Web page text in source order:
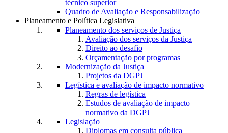
técnico superior
Quadro de Avaliação e Responsabilização
Planeamento e Política Legislativa
Planeamento dos serviços de Justiça
Avaliação dos serviços da Justiça
Direito ao desafio
Orçamentação por programas
Modernização da Justiça
Projetos da DGPJ
Legística e avaliação de impacto normativo
Regras de legística
Estudos de avaliação de impacto
normativo da DGPJ
Legislação
Diplomas em consulta pública